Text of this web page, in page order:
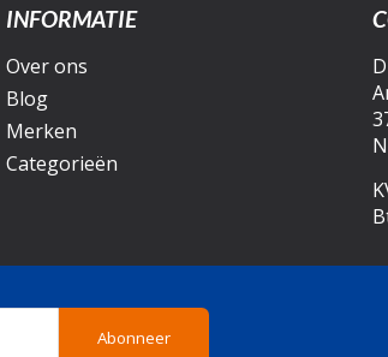
INFORMATIE
Over ons
Blog
Merken
Categorieën
Abonneer